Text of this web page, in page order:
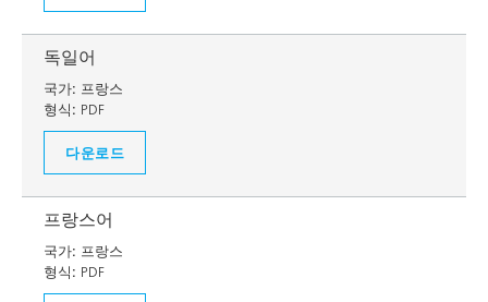
독일어
국가: 프랑스
형식: PDF
다운로드
프랑스어
국가: 프랑스
형식: PDF